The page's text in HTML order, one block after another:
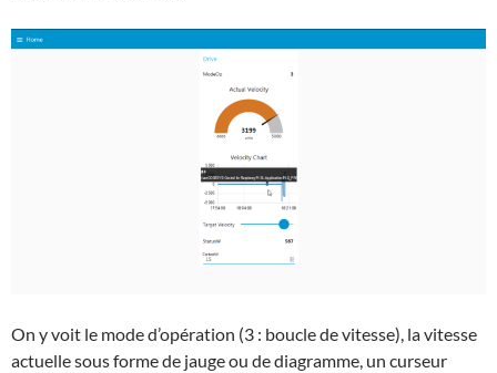
On y voit le mode d’opération (3 : boucle de vitesse), la vitesse
actuelle sous forme de jauge ou de diagramme, un curseur